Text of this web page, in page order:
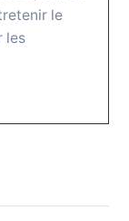
le
les